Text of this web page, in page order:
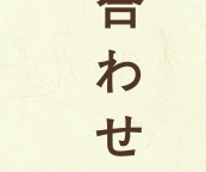
わ
せ